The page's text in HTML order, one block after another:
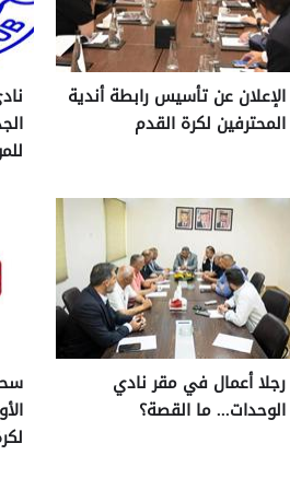
الإعلان عن تأسيس رابطة أندية
المحترفين لكرة القدم
رجلا أعمال في مقر نادي
الوحدات... ما القصة؟